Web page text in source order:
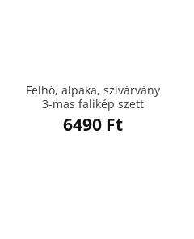
Felhő, alpaka, szivárvány
3-mas falikép szett
6490 Ft